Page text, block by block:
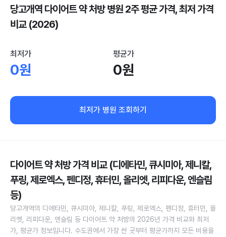
당고개역 다이어트 약 처방 병원 2주 평균 가격, 최저 가격
비교 (2026)
최저가
0원
평균가
0원
최저가 병원 조회하기
다이어트 약 처방 가격 비교 (디에타민, 큐시미아, 제니칼,
푸링, 제로엑스, 펜디정, 휴터민, 올리엣, 리피다운, 엔슬림
등)
당고개역의 디에타민, 큐시미아, 제니칼, 푸링, 제로엑스, 펜디정, 휴터민, 올
리엣, 리피다운, 엔슬림 등 다이어트 약 처방의 2026년 가격 비교와 최저
가, 평균가 정보입니다. 수도권에서 가장 싼 곳부터 평균가까지 모든 비용을